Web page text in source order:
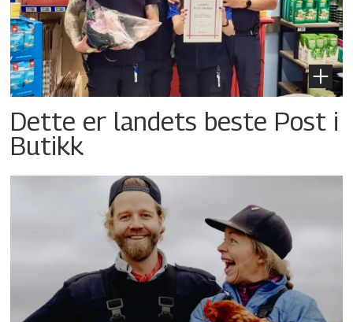
Dette er landets beste Post i
Butikk